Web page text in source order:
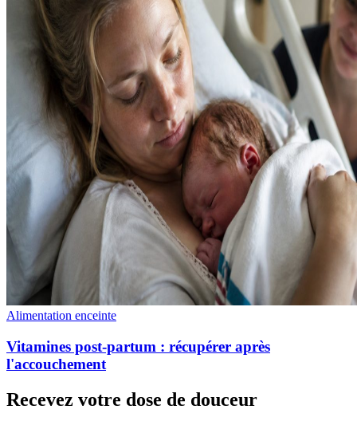
Alimentation enceinte
Vitamines post-partum : récupérer après
l'accouchement
Recevez votre dose de douceur